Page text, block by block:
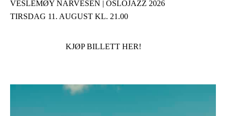
VESLEMØY NARVESEN | OSLOJAZZ 2026
TIRSDAG 11. AUGUST KL. 21.00
KJØP BILLETT HER!